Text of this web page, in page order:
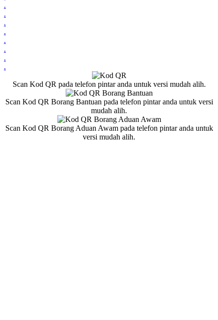
.
.
.
.
.
.
.
.
Scan Kod QR pada telefon pintar anda untuk versi mudah alih.
Scan Kod QR Borang Bantuan pada telefon pintar anda untuk versi
mudah alih.
Scan Kod QR Borang Aduan Awam pada telefon pintar anda untuk
versi mudah alih.